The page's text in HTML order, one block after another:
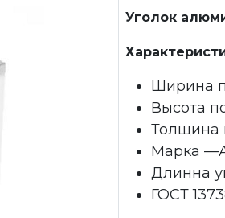
Уголок
Ширина
Высота
Толщина
Марка
Длинна
ГОСТ